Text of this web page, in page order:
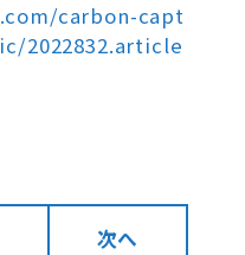
carbon-capt
2022832.article
次へ